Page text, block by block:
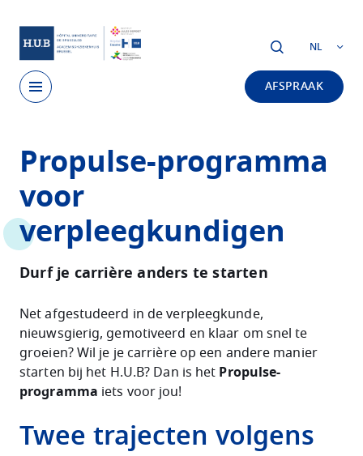
NL
AFSPRAAK
main
content
Propulse-programma
voor
verpleegkundigen
Durf je carrière anders te starten
Net afgestudeerd in de verpleegkunde,
nieuwsgierig, gemotiveerd en klaar om snel te
groeien? Wil je je carrière op een andere manier
starten bij het H.U.B? Dan is het Propulse-
programma iets voor jou!
Twee trajecten volgens